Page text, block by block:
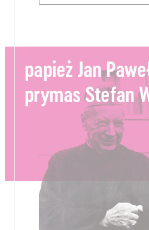
papież Jan Paweł
prymas Stefan